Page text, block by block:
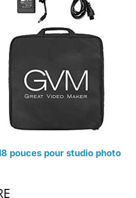
pouces pour studio photo